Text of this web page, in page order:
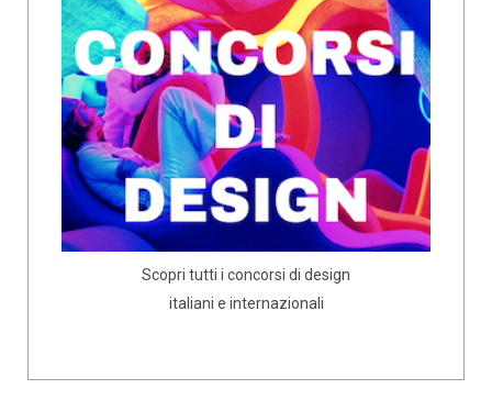
Scopri tutti i concorsi di design
italiani e internazionali